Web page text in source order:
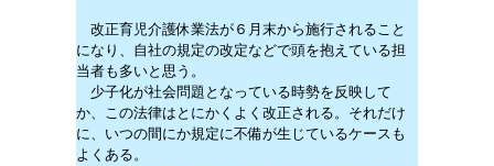
改正育児介護休業法が６月末から施行されること
になり、自社の規定の改定などで頭を抱えている担
当者も多いと思う。
少子化が社会問題となっている時勢を反映して
か、この法律はとにかくよく改正される。それだけ
に、いつの間にか規定に不備が生じているケースも
よくある。